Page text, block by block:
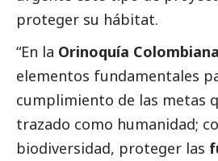
proteger su hábitat.
“En la Orinoquía Colombiana
elementos fundamentales
cumplimiento de las metas
trazado como humanidad;
biodiversidad, proteger las